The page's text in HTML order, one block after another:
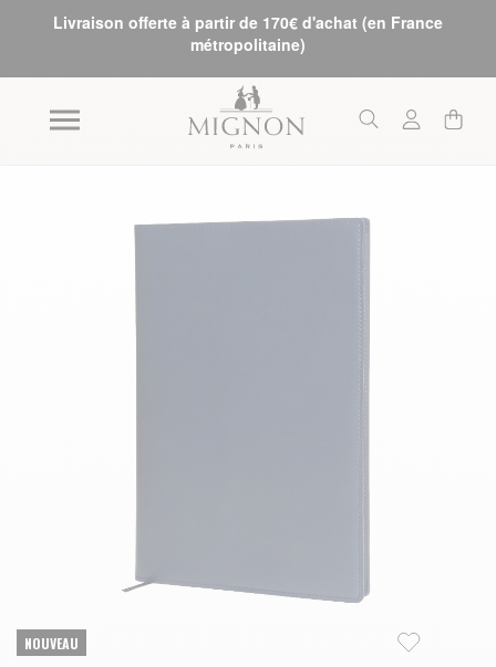
Livraison offerte à partir de 170€ d'achat (en France
métropolitaine)
Skip to the end of the images gallery
NOUVEAU